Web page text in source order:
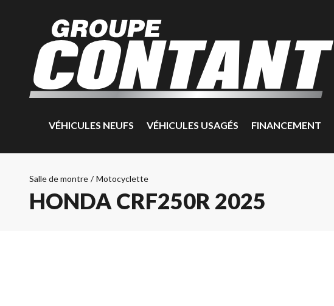
VÉHICULES NEUFS VÉHICULES USAGÉS FINANCEMENT
Salle de montre / Motocyclette
HONDA CRF250R 2025